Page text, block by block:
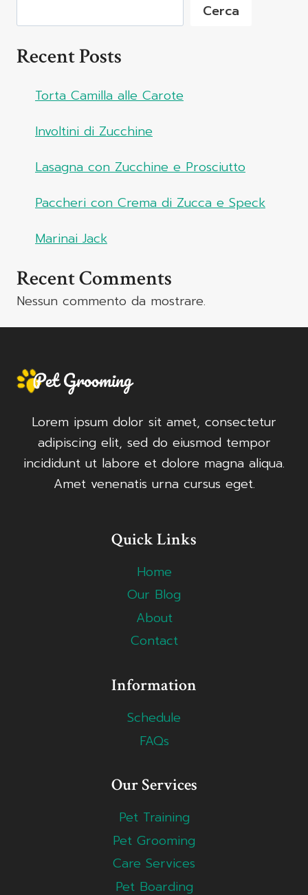
Cerca
Recent Posts
Torta Camilla alle Carote
Involtini di Zucchine
Lasagna con Zucchine e Prosciutto
Paccheri con Crema di Zucca e Speck
Marinai Jack
Recent Comments
Nessun commento da mostrare.
Lorem ipsum dolor sit amet, consectetur
adipiscing elit, sed do eiusmod tempor
incididunt ut labore et dolore magna aliqua.
Amet venenatis urna cursus eget.
Quick Links
Home
Our Blog
About
Contact
Information
Schedule
FAQs
Our Services
Pet Training
Pet Grooming
Care Services
Pet Boarding